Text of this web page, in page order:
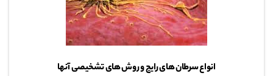
انواع سرطان های رایج و روش های تشخیصی آنها